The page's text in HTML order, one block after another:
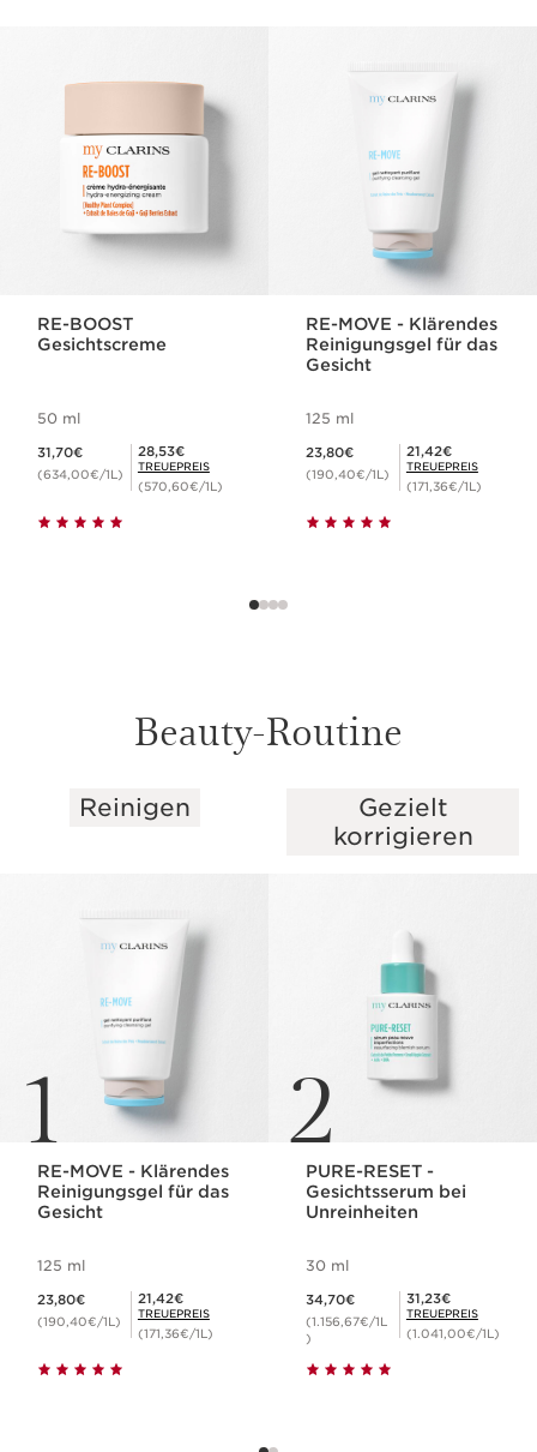
RE-BOOST
Gesichtscreme
50 ml
31,70€
(634,00€/1L)
Mitgliederpreis 28,53€
28,53€
TREUEPREIS
(570,60€/1L)
RE-MOVE - Klärendes
Reinigungsgel für das
Gesicht
125 ml
23,80€
(190,40€/1L)
Mitgliederpreis 21,42€
21,42€
TREUEPREIS
(171,36€/1L)
Beauty-Routine
WEITER ZUM INHALT
Reinigen
1
RE-MOVE - Klärendes
Reinigungsgel für das
Gesicht
125 ml
23,80€
(190,40€/1L)
Mitgliederpreis 21,42€
21,42€
TREUEPREIS
(171,36€/1L)
Gezielt
korrigieren
2
PURE-RESET -
Gesichtsserum bei
Unreinheiten
30 ml
34,70€
(1.156,67€/1L
)
Mitgliederpreis 31,23€
31,23€
TREUEPREIS
(1.041,00€/1L)